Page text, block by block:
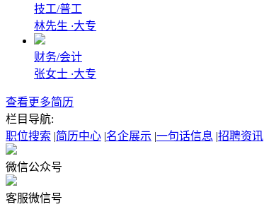
技工/普工
林先生 ·大专
财务/会计
张女士 ·大专
查看更多简历
栏目导航:
职位搜索 |简历中心 |名企展示 |一句话信息 |招聘资讯
微信公众号
客服微信号